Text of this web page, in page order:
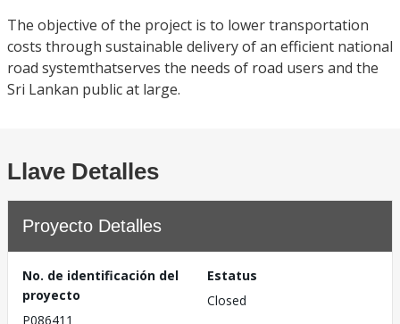
The objective of the project is to lower transportation
costs through sustainable delivery of an efficient national
road systemthatserves the needs of road users and the
Sri Lankan public at large.
Llave Detalles
Proyecto Detalles
No. de identificación del
proyecto
P086411
Estatus
Closed